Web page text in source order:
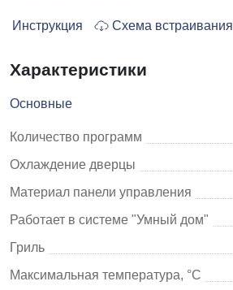
Инструкция Схема встраивания
Характеристики
Основные
Количество программ
Охлаждение дверцы
Материал панели управления
Работает в системе "Умный дом"
Гриль
Максимальная температура, °C